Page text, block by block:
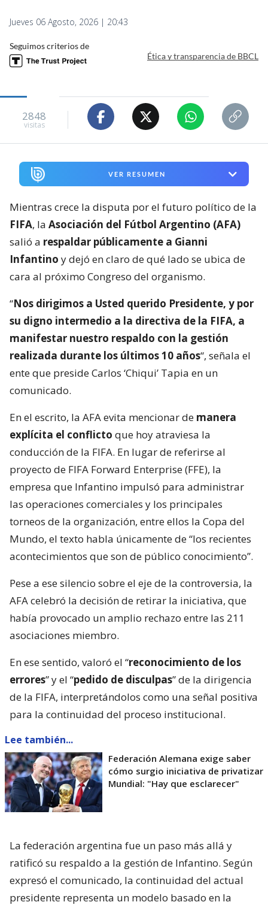
Jueves 06 Agosto, 2026 | 20:43
Seguimos criterios de
Ética y transparencia de BBCL
2848
visitas
VER RESUMEN
Mientras crece la disputa por el futuro político de la
FIFA, la Asociación del Fútbol Argentino (AFA)
salió a respaldar públicamente a Gianni
Infantino y dejó en claro de qué lado se ubica de
cara al próximo Congreso del organismo.
“Nos dirigimos a Usted querido Presidente, y por
su digno intermedio a la directiva de la FIFA, a
manifestar nuestro respaldo con la gestión
realizada durante los últimos 10 años“, señala el
ente que preside Carlos ‘Chiqui’ Tapia en un
comunicado.
En el escrito, la AFA evita mencionar de manera
explícita el conflicto que hoy atraviesa la
conducción de la FIFA. En lugar de referirse al
proyecto de FIFA Forward Enterprise (FFE), la
empresa que Infantino impulsó para administrar
las operaciones comerciales y los principales
torneos de la organización, entre ellos la Copa del
Mundo, el texto habla únicamente de “los recientes
acontecimientos que son de público conocimiento”.
Pese a ese silencio sobre el eje de la controversia, la
AFA celebró la decisión de retirar la iniciativa, que
había provocado un amplio rechazo entre las 211
asociaciones miembro.
En ese sentido, valoró el “reconocimiento de los
errores” y el “pedido de disculpas” de la dirigencia
de la FIFA, interpretándolos como una señal positiva
para la continuidad del proceso institucional.
Lee también...
Federación Alemana exige saber
cómo surgio iniciativa de privatizar
Mundial: "Hay que esclarecer"
La federación argentina fue un paso más allá y
ratificó su respaldo a la gestión de Infantino. Según
expresó el comunicado, la continuidad del actual
presidente representa un modelo basado en la